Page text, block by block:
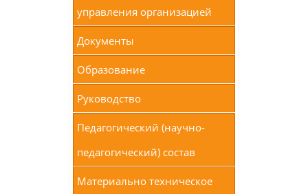
управления организацией
Документы
Образование
Руководство
Педагогический (научно-
педагогический) состав
Материально техническое